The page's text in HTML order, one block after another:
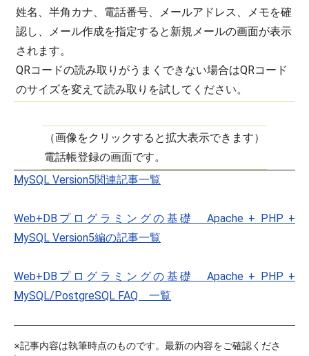
姓名、半角カナ、電話番号、メールアドレス、メモを確
認し、メール作成を指定すると新規メールの画面が表示
されます。
QRコードの読み取りがうまくできない場合はQRコード
のサイズを変えて読み取りを試してください。
（画像をクリックすると拡大表示できます）
電話帳登録の画面です。
MySQL Version5関連記事一覧
Web+DBプログラミングの基礎 Apache + PHP +
MySQL Version5編の記事一覧
Web+DBプログラミングの基礎 Apache + PHP +
MySQL/PostgreSQL FAQ 一覧
※記事内容は執筆時点のものです。最新の内容をご確認くださ